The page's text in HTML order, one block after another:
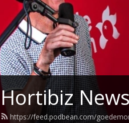
Hortibiz
https://feed.podbean.com/